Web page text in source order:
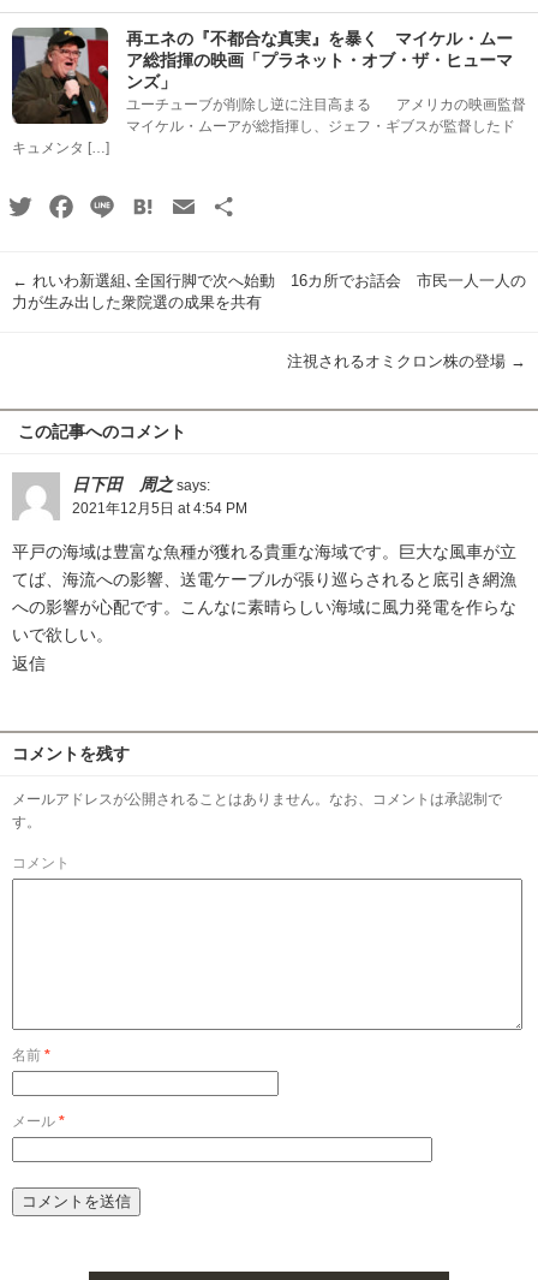
再エネの『不都合な真実』を暴く マイケル・ムー
ア総指揮の映画「プラネット・オブ・ザ・ヒューマ
ンズ」
ユーチューブが削除し逆に注目高まる アメリカの映画監督
マイケル・ムーアが総指揮し、ジェフ・ギブスが監督したド
キュメンタ […]
TwitterFacebook
Line HatenaEmail
← れいわ新選組､全国行脚で次へ始動 16カ所でお話会 市民一人一人の
力が生み出した衆院選の成果を共有
注視されるオミクロン株の登場 →
この記事へのコメント
日下田 周之 says:
2021年12月5日 at 4:54 PM
平戸の海域は豊富な魚種が獲れる貴重な海域です。巨大な風車が立
てば、海流への影響、送電ケーブルが張り巡らされると底引き網漁
への影響が心配です。こんなに素晴らしい海域に風力発電を作らな
いで欲しい。
返信
コメントを残す
メールアドレスが公開されることはありません。なお、コメントは承認制で
す。
コメント
名前 *
メール *